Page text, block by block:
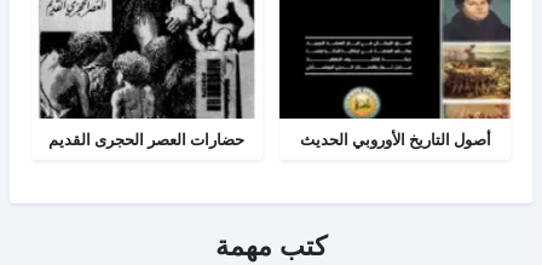
أصول التاريخ الأوروبي الحديث حضارات العصر الحجرى القديم
كتب مهمة